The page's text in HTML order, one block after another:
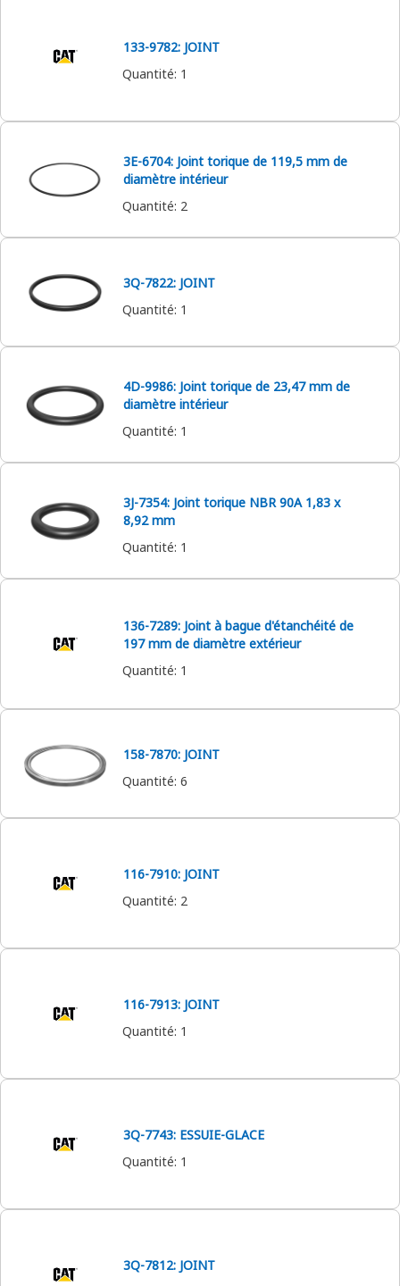
133-9782: JOINT
Quantité: 1
3E-6704: Joint torique de 119,5 mm de
diamètre intérieur
Quantité: 2
3Q-7822: JOINT
Quantité: 1
4D-9986: Joint torique de 23,47 mm de
diamètre intérieur
Quantité: 1
3J-7354: Joint torique NBR 90A 1,83 x
8,92 mm
Quantité: 1
136-7289: Joint à bague d'étanchéité de
197 mm de diamètre extérieur
Quantité: 1
158-7870: JOINT
Quantité: 6
116-7910: JOINT
Quantité: 2
116-7913: JOINT
Quantité: 1
3Q-7743: ESSUIE-GLACE
Quantité: 1
3Q-7812: JOINT